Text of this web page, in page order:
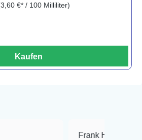
€* / 100 Milliliter)
Kaufen
Frank Hackmayer